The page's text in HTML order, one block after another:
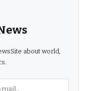
about world,